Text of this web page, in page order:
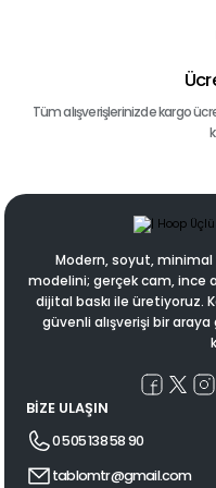
Tüm alışverişlerinizde kargo
Modern, soyut,
modelini; gerçek cam, ince
dijital baskı ile üretiyoruz.
güvenli alışverişi bir
BİZE ULAŞIN
0 505 138 58 90
tablomtr@gmail.com